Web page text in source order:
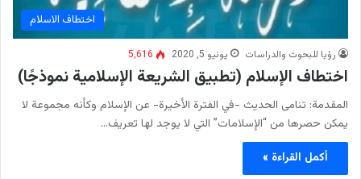
اختطاف الاسلام
رؤيا للبحوث والدراسات يونيو 5, 2020 5٬616
اختطاف الإسلام (تطبيق الشريعة الإسلامية نموذجًا)
المقدمة: تنامى الحديث -في الفترة الأخيرة- عن الإسلام وكأنه مجموعة لا
يمكن حصرها من “الإسلامات” التي لا يوجد لها تعريف…
أكمل القراءة »